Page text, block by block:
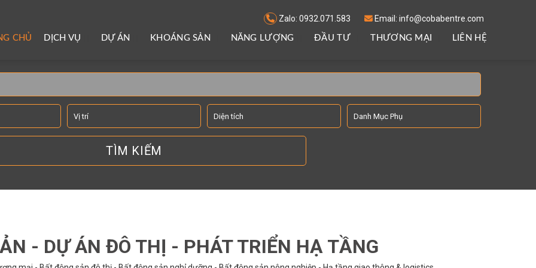
Zalo: 0932.071.583 Email: info@cobabentre.com
CHỦ DỊCH VỤ DỰ ÁN KHOÁNG SẢN NĂNG LƯỢNG ĐẦU TƯ THƯƠNG MẠI LIÊN HỆ
- DỰ ÁN ĐÔ THỊ - PHÁT TRIỂN HẠ TẦNG